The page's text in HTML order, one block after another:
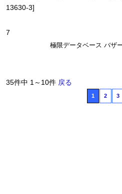
13630-3]
7
極限データベース バザ
35件中 1～10件 戻る
1 2 3